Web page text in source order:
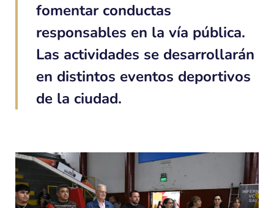
fomentar conductas
responsables en la vía pública.
Las actividades se desarrollarán
en distintos eventos deportivos
de la ciudad.